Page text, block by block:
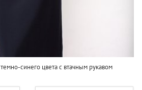
синего цвета с втачным рукавом